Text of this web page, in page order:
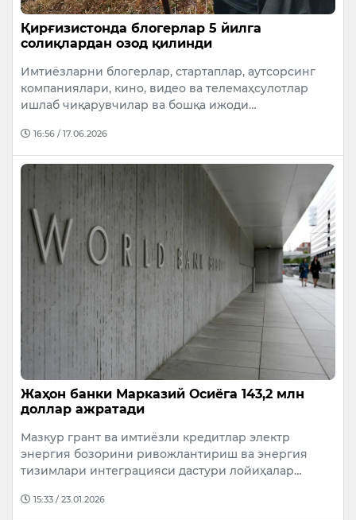
Қирғизистонда блогерлар 5 йилга
солиқлардан озод қилинди
Имтиёзларни блогерлар, стартаплар, аутсорсинг
компаниялари, кино, видео ва телемаҳсулотлар
ишлаб чиқарувчилар ва бошқа ижоди…
16:56 / 17.06.2026
Жаҳон банки Марказий Осиёга 143,2 млн
доллар ажратади
Мазкур грант ва имтиёзли кредитлар электр
энергия бозорини ривожлантириш ва энергия
тизимлари интеграцияси дастури лойиҳалар…
15:33 / 23.01.2026